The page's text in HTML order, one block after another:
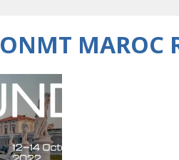
ONMT MAROC